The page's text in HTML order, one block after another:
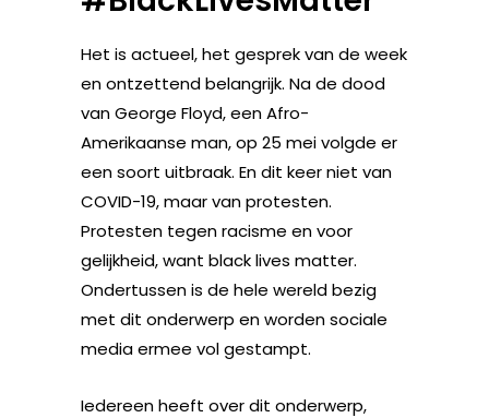
Het is actueel, het gesprek van de week
en ontzettend belangrijk. Nade dood
van George Floyd, een Afro-
Amerikaanse man, op 25 meivolgde er
een soort uitbraak. En dit keer niet van
COVID-19, maar van protesten.
Protesten tegen racisme en voor
gelijkheid, want blacklives matter.
Ondertussen is de hele wereld bezig
met dit onderwerp en worden sociale
mediaermee vol gestampt.
Iedereen heeft over dit onderwerp,